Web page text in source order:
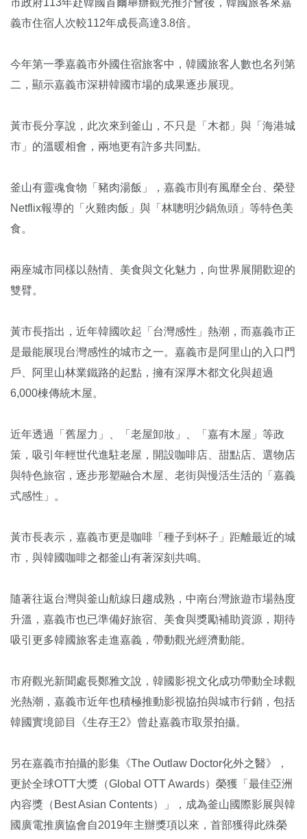
市政府113年赴韓國首爾舉辦觀光推介會後，韓國旅客來嘉
義市住宿人次較112年成長高達3.8倍。
今年第一季嘉義市外國住宿旅客中，韓國旅客人數也名列第
二，顯示嘉義市深耕韓國市場的成果逐步展現。
黃市長分享說，此次來到釜山，不只是「木都」與「海港城
市」的溫暖相會，兩地更有許多共同點。
釜山有靈魂食物「豬肉湯飯」，嘉義市則有風靡全台、榮登
Netflix報導的「火雞肉飯」與「林聰明沙鍋魚頭」等特色美
食。
兩座城市同樣以熱情、美食與文化魅力，向世界展開歡迎的
雙臂。
黃市長指出，近年韓國吹起「台灣感性」熱潮，而嘉義市正
是最能展現台灣感性的城市之一。嘉義市是阿里山的入口門
戶、阿里山林業鐵路的起點，擁有深厚木都文化與超過
6,000棟傳統木屋。
近年透過「舊屋力」、「老屋卸妝」、「嘉有木屋」等政
策，吸引年輕世代進駐老屋，開設咖啡店、甜點店、選物店
與特色旅宿，逐步形塑融合木屋、老街與慢活生活的「嘉義
式感性」。
黃市長表示，嘉義市更是咖啡「種子到杯子」距離最近的城
市，與韓國咖啡之都釜山有著深刻共鳴。
隨著往返台灣與釜山航線日趨成熟，中南台灣旅遊市場熱度
升溫，嘉義市也已準備好旅宿、美食與獎勵補助資源，期待
吸引更多韓國旅客走進嘉義，帶動觀光經濟動能。
市府觀光新聞處長鄭雅文說，韓國影視文化成功帶動全球觀
光熱潮，嘉義市近年也積極推動影視協拍與城市行銷，包括
韓國實境節目《生存王2》曾赴嘉義市取景拍攝。
另在嘉義市拍攝的影集《The Outlaw Doctor化外之醫》，
更於全球OTT大獎（Global OTT Awards）榮獲「最佳亞洲
內容獎（Best Asian Contents）」，成為釜山國際影展與韓
國廣電推廣協會自2019年主辦獎項以來，首部獲得此殊榮